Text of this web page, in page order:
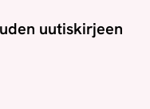
uutiskirjeen